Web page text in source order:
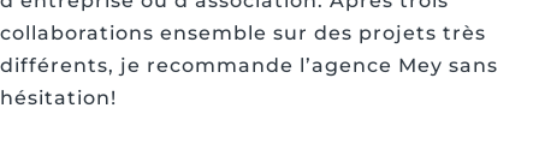
collaborations ensemble sur des projets très
différents, je recommande l’agence Mey sans
hésitation!